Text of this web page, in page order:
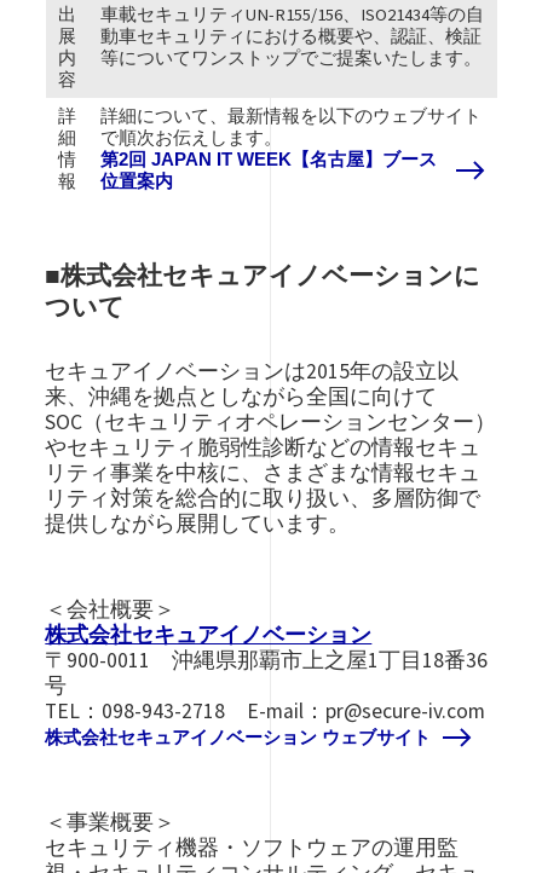
出
展
内
容
車載セキュリティUN-R155/156、ISO21434等の自
動車セキュリティにおける概要や、認証、検証
等についてワンストップでご提案いたします。
詳
細
情
報
詳細について、最新情報を以下のウェブサイト
で順次お伝えします。
第2回 JAPAN IT WEEK【名古屋】ブース
位置案内
■株式会社セキュアイノベーションに
ついて
セキュアイノベーションは2015年の設立以
来、沖縄を拠点としながら全国に向けて
SOC（セキュリティオペレーションセンター）
やセキュリティ脆弱性診断などの情報セキュ
リティ事業を中核に、さまざまな情報セキュ
リティ対策を総合的に取り扱い、多層防御で
提供しながら展開しています。
＜会社概要＞
株式会社セキュアイノベーション
〒900-0011 沖縄県那覇市上之屋1丁目18番36
号
TEL：098-943-2718 E-mail：pr@secure-iv.com
株式会社セキュアイノベーション ウェブサイト
＜事業概要＞
セキュリティ機器・ソフトウェアの運用監